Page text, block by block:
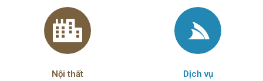
Nội thất Dịch vụ